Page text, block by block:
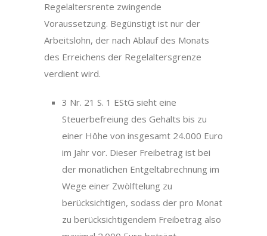
Regelaltersrente zwingende
Voraussetzung. Begünstigt ist nur der
Arbeitslohn, der nach Ablauf des Monats
des Erreichens der Regelaltersgrenze
verdient wird.
3 Nr. 21 S. 1 EStG sieht eine
Steuerbefreiung des Gehalts bis zu
einer Höhe von insgesamt 24.000 Euro
im Jahr vor. Dieser Freibetrag ist bei
der monatlichen Entgeltabrechnung im
Wege einer Zwölftelung zu
berücksichtigen, sodass der pro Monat
zu berücksichtigendem Freibetrag also